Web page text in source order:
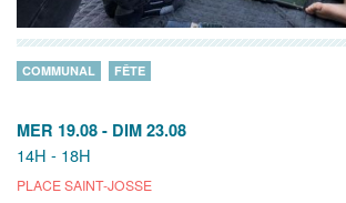
MER 19.08 - DIM 23.08
14H - 18H
PLACE SAINT-JOSSE
COMMUNAL FÊTE